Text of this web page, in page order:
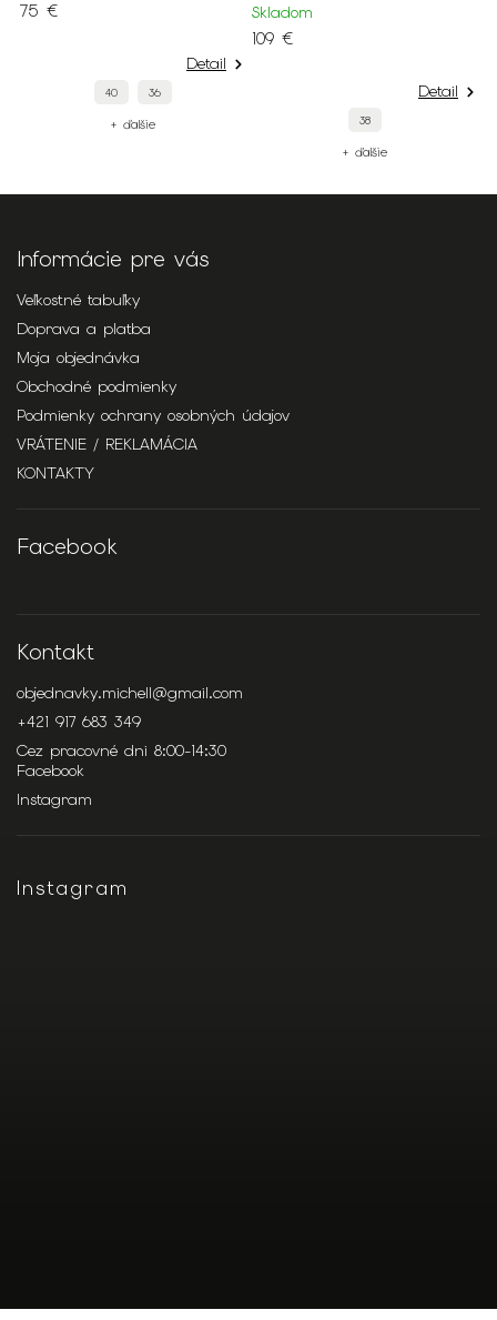
75 €
Detail
40 36
+ ďalšie
Skladom
109 €
Detail
38
+ ďalšie
Informácie pre vás
Veľkostné tabuľky
Doprava a platba
Moja objednávka
Obchodné podmienky
Podmienky ochrany osobných údajov
VRÁTENIE / REKLAMÁCIA
KONTAKTY
Facebook
Kontakt
objednavky.michell@gmail.com
+421 917 683 349
Cez pracovné dni 8:00-14:30
Facebook
Instagram
Instagram